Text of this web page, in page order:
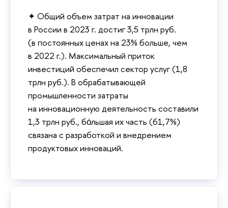
✦ Общий объем затрат на инновации
в России в 2023 г. достиг 3,5 трлн руб.
(в постоянных ценах на 23% больше, чем
в 2022 г.). Максимальный приток
инвестиций обеспечил сектор услуг (1,8
трлн руб.). В обрабатывающей
промышленности затраты
на инновационную деятельность составили
1,3 трлн руб., бо́льшая их часть (61,7%)
связана с разработкой и внедрением
продуктовых инноваций.